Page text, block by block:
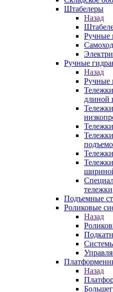
Штабелеры
Назад
Ручные
Ручные
Назад
Ручные
длиной
тележки
Подъемные
Роликовые
Назад
Назад